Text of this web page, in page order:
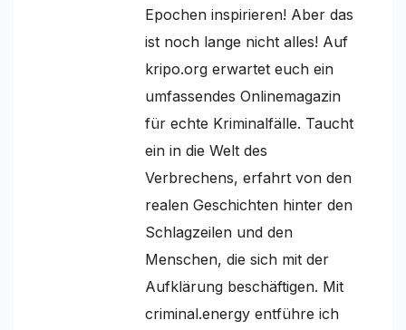
Epochen inspirieren! Aber das
ist noch lange nicht alles! Auf
kripo.org erwartet euch ein
umfassendes Onlinemagazin
für echte Kriminalfälle. Taucht
ein in die Welt des
Verbrechens, erfahrt von den
realen Geschichten hinter den
Schlagzeilen und den
Menschen, die sich mit der
Aufklärung beschäftigen. Mit
criminal.energy entführe ich